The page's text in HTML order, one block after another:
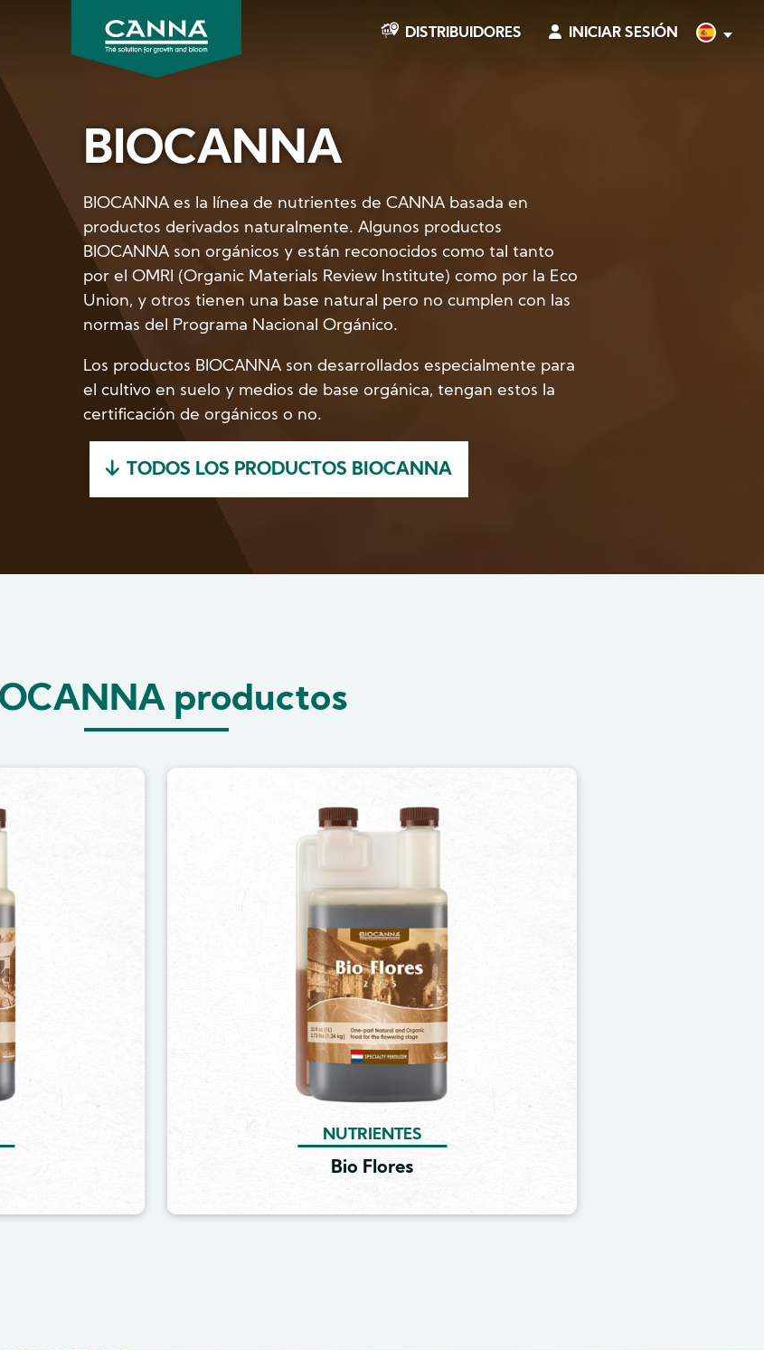
Spanish
DISTRIBUIDORES INICIAR SESIÓN
BIOCANNA
BIOCANNA es la línea de nutrientes de CANNA basada en
productos derivados naturalmente. Algunos productos
BIOCANNA son orgánicos y están reconocidos como tal tanto
por el OMRI (Organic Materials Review Institute) como por la Eco
Union, y otros tienen una base natural pero no cumplen con las
normas del Programa Nacional Orgánico.
Los productos BIOCANNA son desarrollados especialmente para
el cultivo en suelo y medios de base orgánica, tengan estos la
certificación de orgánicos o no.
TODOS LOS PRODUCTOS BIOCANNA
productos
NUTRIENTES
Bio Flores